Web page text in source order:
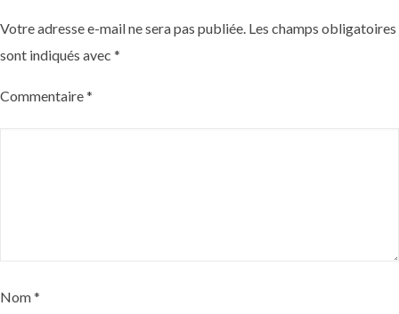
Votre adresse e-mail ne sera pas publiée. Les champs obligatoires
sont indiqués avec *
Commentaire*
Nom*